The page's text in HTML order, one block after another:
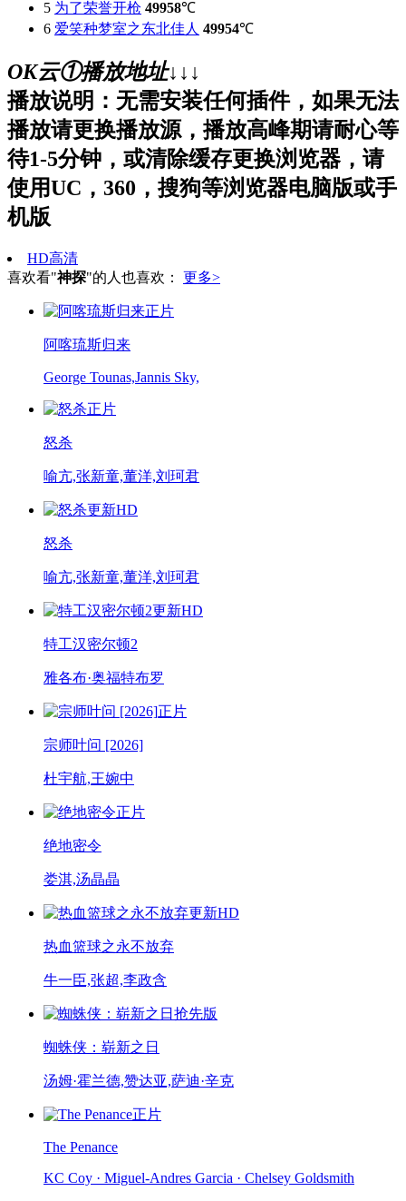
5 为了荣誉开枪 49958℃
6 爱笑种梦室之东北佳人 49954℃
OK云①播放地址↓↓↓
播放说明：无需安装任何插件，如果无法
播放请更换播放源，播放高峰期请耐心等
待1-5分钟，或清除缓存更换浏览器，请
使用UC，360，搜狗等浏览器电脑版或手
机版
HD高清
喜欢看"神探"的人也喜欢： 更多>
正片
阿喀琉斯归来
George Tounas,Jannis Sky,
正片
怒杀
喻亢,张新童,董洋,刘珂君
更新HD
怒杀
喻亢,张新童,董洋,刘珂君
更新HD
特工汉密尔顿2
雅各布·奥福特布罗
正片
宗师叶问 [2026]
杜宇航,王婉中
正片
绝地密令
娄淇,汤晶晶
更新HD
热血篮球之永不放弃
牛一臣,张超,李政含
抢先版
蜘蛛侠：崭新之日
汤姆·霍兰德,赞达亚,萨迪·辛克
正片
The Penance
KC Coy · Miguel-Andres Garcia · Chelsey Goldsmith